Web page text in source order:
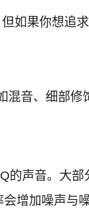
果你想追
音、细部修
声音。大
增加噪声与